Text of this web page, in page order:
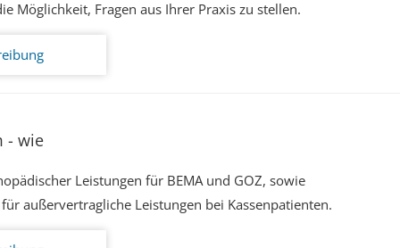
Möglichkeit, Fragen aus Ihrer Praxis zu stellen.
- wie
Leistungen für BEMA und GOZ, sowie
außervertragliche Leistungen bei Kassenpatienten.